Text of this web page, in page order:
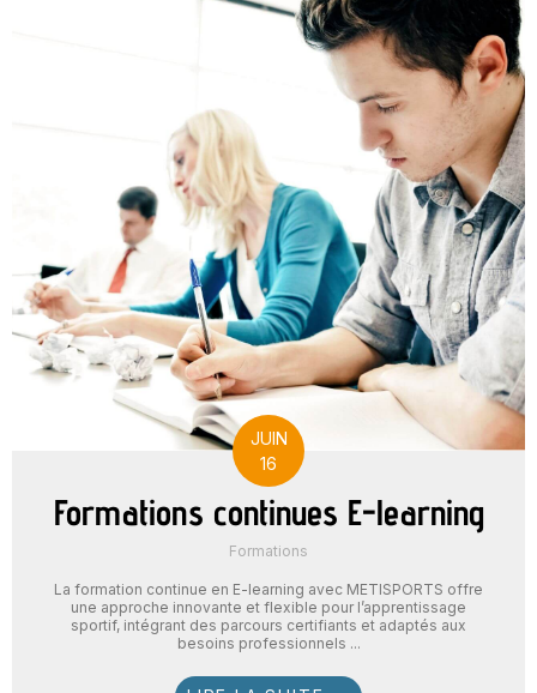
JUIN
16
Formations continues E-learning
Formations
La formation continue en E-learning avec METISPORTS offre
une approche innovante et flexible pour l’apprentissage
sportif, intégrant des parcours certifiants et adaptés aux
besoins professionnels ...